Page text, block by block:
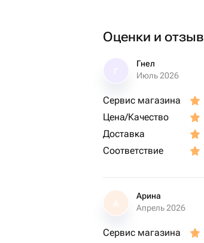
Оценки и
Гнел
Июль 2026
Сервис магазина
Цена/Качество
Доставка
Соответствие
А
Арина
Апрель 2026
Сервис магазина